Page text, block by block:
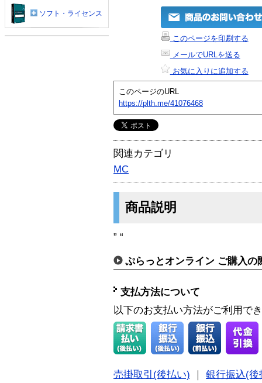
このページを印刷する
メールでURLを送る
お気に入りに追加する
このページのURL
https://plth.me/41076468
関連カテゴリ
MC
商品説明
” “
ぷらっとオンライン ご購入の
支払方法について
以下のお支払い方法がご利用で
売掛取引(後払い)
銀行振込(後
ソフト・ライセンス